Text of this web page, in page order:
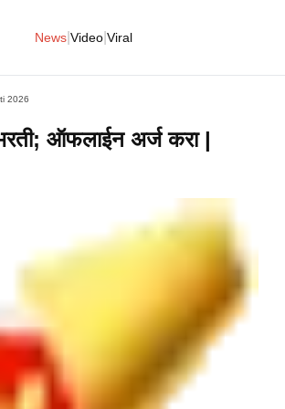
News Video Viral
2026
ऑफलाईन अर्ज करा |